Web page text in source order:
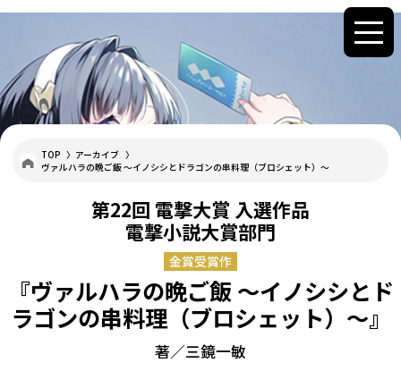
TOP
アーカイブ
ヴァルハラの晩ご飯 ～イノシシとドラゴンの串料理（ブロシェット）～
第22回 電撃大賞 入選作品
電撃小説大賞部門
金賞受賞作
『ヴァルハラの晩ご飯 ～イノシシとド
ラゴンの串料理（ブロシェット）～』
著／三鏡一敏